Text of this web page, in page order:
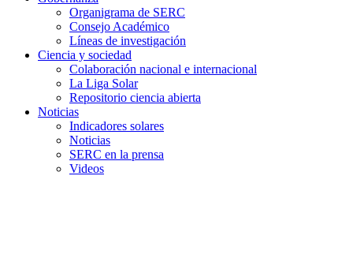
Organigrama de SERC
Consejo Académico
Líneas de investigación
Ciencia y sociedad
Colaboración nacional e internacional
La Liga Solar
Repositorio ciencia abierta
Noticias
Indicadores solares
Noticias
SERC en la prensa
Videos